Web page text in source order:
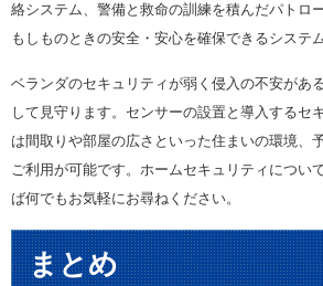
絡システム、警備と救命の訓練を積んだパトロ
もしものときの安全・安心を確保できるシステ
ベランダのセキュリティが弱く侵入の不安があ
して見守ります。センサーの設置と導入するセ
は間取りや部屋の広さといった住まいの環境、
ご利用が可能です。ホームセキュリティについ
ば何でもお気軽にお尋ねください。
まとめ